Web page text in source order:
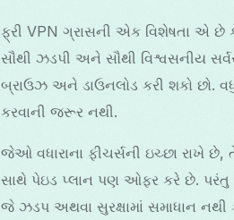
ફ્રી VPN ગ્રાસની એક વિશેષતા એ છે
સૌથી ઝડપી અને સૌથી વિશ્વસનીય
બ્રાઉઝ અને ડાઉનલોડ કરી શકો છો.
કરવાની જરૂર નથી.
જેઓ વધારાના ફીચર્સની ઇચ્છા રાખે
સાથે પેઇડ પ્લાન પણ ઓફર કરે છે. પરંતુ
જે ઝડપ અથવા સુરક્ષામાં સમાધાન નથી